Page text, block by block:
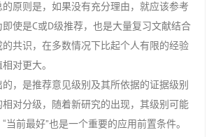
原则是，如果没有充分理由，就应该参考
使是C或D级推荐，也是大量复习文献结合
共识，在多数情况下比起个人有限的经验
对更大。
是推荐意见级别及其所依据的证据级别
对分级，随着新研究的出现，其级别可能
当前最好”也是一个重要的应用前置条件。